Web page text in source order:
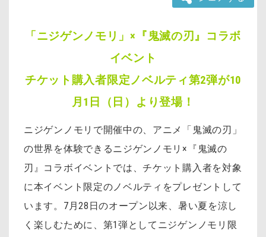
「ニジゲンノモリ」×『鬼滅の刃』コラボ
イベント
チケット購入者限定ノベルティ第2弾が10
月1日（日）より登場！
ニジゲンノモリで開催中の、アニメ「鬼滅の刃」
の世界を体験できるニジゲンノモリ×『鬼滅の
刃』コラボイベントでは、チケット購入者を対象
に本イベント限定のノベルティをプレゼントして
います。7月28日のオープン以来、暑い夏を涼し
く楽しむために、第1弾としてニジゲンノモリ限